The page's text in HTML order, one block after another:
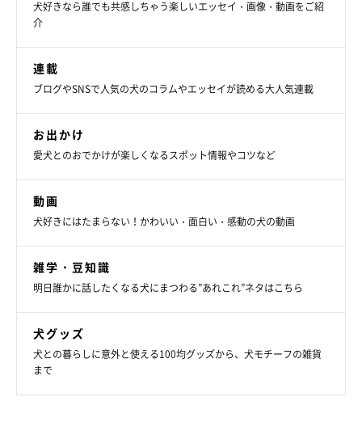
犬好きなら誰でも共感しちゃう楽しいエッセイ・画像・動画をご紹
介
連載
ブログやSNSで人気の犬のコラムやエッセイが読める大人気連載
お出かけ
愛犬とのおでかけが楽しくなるスポット情報やコツなど
動画
犬好きにはたまらない！かわいい・面白い・感動の犬の動画
雑学・豆知識
明日誰かに話したくなる犬にまつわる”あれこれ”ネタはこちら
犬グッズ
犬との暮らしに意外と使える100均グッズから、犬モチーフの雑貨
まで